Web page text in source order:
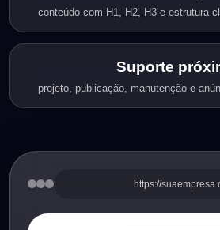
conteúdo com H1, H2, H3 e estrutura
Suporte
projeto, publicação, manutenção e
https://